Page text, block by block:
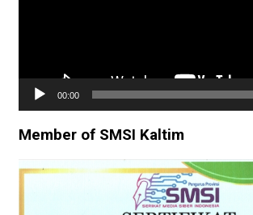
00:00
Member of SMSI Kaltim